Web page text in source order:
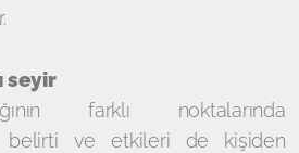
seyir
farklı noktalarında
belirti ve etkileri de kişiden